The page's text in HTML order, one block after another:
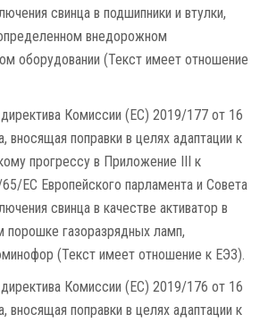
свинца в подшипники и втулки,
внедорожном
оборудовании (Текст имеет отношение
Комиссии (ЕС) 2019/177 от 16
вносящая поправки в целях адаптации к
прогрессу в Приложение III к
ЕС Европейского парламента и Совета
свинца в качестве активатор в
газоразрядных ламп,
(Текст имеет отношение к ЕЭЗ).
Комиссии (ЕС) 2019/176 от 16
вносящая поправки в целях адаптации к